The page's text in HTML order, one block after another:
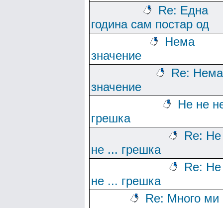
Re: Една
година сам постар од
Нема
значение
Re: Нема
значение
Не не
грешка
Re:
не ... грешка
Re:
не ... грешка
Re: Много ми